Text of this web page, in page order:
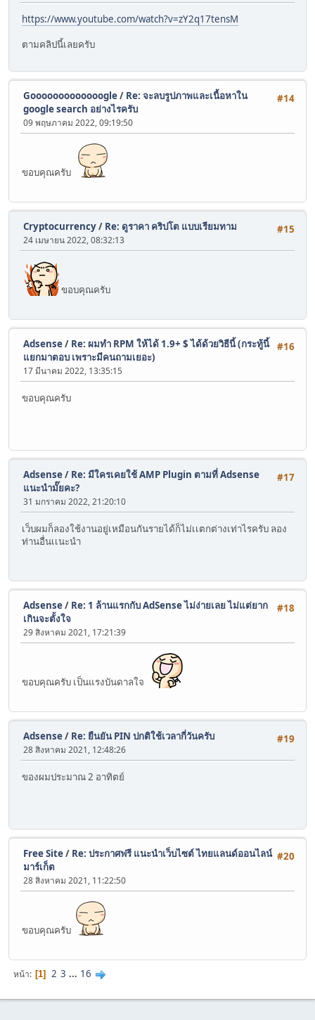
https://www.youtube.com/watch?v=zY2q17tensM
ตามคลิปนี้เลยครับ
#14
Gooooooooooooogle/ Re: จะลบรูปภาพและเนื้อหาใน
google search อย่างไรครับ
09 พฤษภาคม 2022, 09:19:50
ขอบคุณครับ
#15
Cryptocurrency/ Re: ดูราคา คริปโต แบบเรียมทาม
24 เมษายน 2022, 08:32:13
ขอบคุณครับ
#16
Adsense/ Re: ผมทำ RPM ให้ได้ 1.9+ $ ได้ด้วยวิธีนี้ (กระทู้นี้
แยกมาตอบ เพราะมีคนถามเยอะ)
17 มีนาคม 2022, 13:35:15
ขอบคุณครับ
#17
Adsense/ Re: มีใครเคยใช้ AMP Plugin ตามที่ Adsense
แนะนำมั๊ยคะ?
31 มกราคม 2022, 21:20:10
เว็บผมก็ลองใช้งานอยู่เหมือนกันรายได้ก็ไม่เเตกต่างเท่าไรครับ ลอง
ท่านอื่นเเนะนำ
#18
Adsense/ Re: 1 ล้านแรกกับ AdSense ไม่ง่ายเลย ไม่แต่ยาก
เกินจะตั้งใจ
29 สิงหาคม 2021, 17:21:39
ขอบคุณครับ เป็นแรงบันดาลใจ
#19
Adsense/ Re: ยืนยัน PIN ปกติใช้เวลากี่วันครับ
28 สิงหาคม 2021, 12:48:26
ของผมประมาณ 2 อาทิตย์
#20
Free Site/ Re: ประกาศฟรี แนะนำเว็บไซต์ ไทยแลนด์ออนไลน์
มาร์เก็ต
28 สิงหาคม 2021, 11:22:50
ขอบคุณครับ
หน้า 1 2 3 ... 16